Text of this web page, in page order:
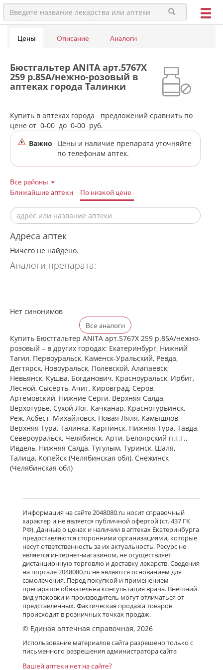
Цены Описание Аналоги
Бюстгальтер ANITA арт.5767X
259 р.85A/нежно-розовый в
аптеках города Талинки
Купить в аптеках города
предложений сравнить по
цене от 0-00 до 0-00 руб.
Важно
Цены и наличие препарата уточняйте
по телефонам аптек.
Все районы
Ближайшие аптеки
По низкой цене
Адреса аптек
Ничего не найдено.
Аналоги препарата:
Нет синонимов
Все аналоги
Купить Бюстгальтер ANITA арт.5767X 259 р.85A/нежно-
розовый – в других городах: Екатеринбург, Нижний
Тагил, Первоуральск, Каменск-Уральский, Ревда,
Дегтярск, Новоуральск, Полевской, Алапаевск,
Невьянск, Кушва, Богданович, Красноуральск, Ирбит,
Лесной, Сысерть, Ачит, Кировград, Серов,
Артёмовский, Нижние Cерги, Верхняя Салда,
Верхотурье, Сухой Лог, Качканар, Краснотурьинск,
Реж, Асбест, Михайловск, Новая Ляля, Камышлов,
Верхняя Тура, Талинка, Карпинск, Нижняя Тура, Тавда,
Североуральск, Челябинск, Арти, Белоярский п.г.т.,
Ивдель, Нижняя Салда, Тугулым, Туринск, Шаля,
Талица, Копейск (Челябинская обл), Снежинск
(Челябинская обл)
Информация на сайте 2048080.ru носит справочный
характер и не является публичной офертой (ст. 437 ГК
РФ). Данные о ценах и наличии в аптеках Екатеринбурга
предоставляются сторонними организациями, которые
несут ответственность за их актуальность. Ресурс не
является интернет-магазином, не осуществляет
дистанционную торговлю и доставку лекарств. Сведения
на портале 2048080.ru не являются основанием для
самолечения. Перед покупкой и применением
препаратов обязательна консультация врача. Внешний
вид упаковки и производитель могут отличаться от
представленных. Фактическая продажа товаров
происходит в розничных точках продаж.
© Единая аптечная справочная, 2026
Использование материалов сайта разрешено только с
письменного разрешения администратора сайта
Вашей аптеки нет на сайте?